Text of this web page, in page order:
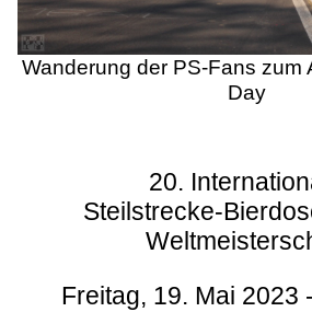
Wanderung der PS-Fans zum
Day
20.
Steilstrecke-
Freitag, 19. Mai 2023